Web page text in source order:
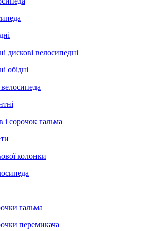
дискові велосипедні
обідні
і сорочок гальма
колонки
гальма
перемикача